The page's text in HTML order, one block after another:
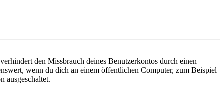
den Missbrauch deines Benutzerkontos durch einen
wenn du dich an einem öffentlichen Computer, zum Beispiel
ausgeschaltet.